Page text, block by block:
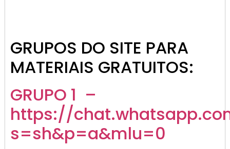
GRUPOS DO SITE PARA
MATERIAIS GRATUITOS:
GRUPO 1 –
https://
s=sh&p=a&mlu=0